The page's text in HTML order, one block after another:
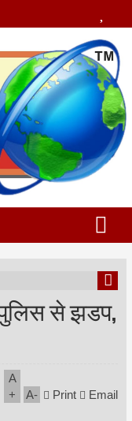
से झडप,
A
+
A- Print Email